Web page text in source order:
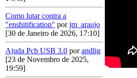
Como lutar contra a
"enshitification" porjm_araujo
[30 de Janeiro de 2026, 17:10]
Ajuda Pcb USB 3.0 porandlig
[23 de Novembro de 2025,
19:59]